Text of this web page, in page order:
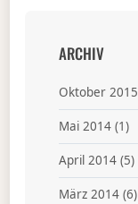
ARCHIV
Oktober 2015
Mai 2014(1)
April 2014(5)
März 2014(6)